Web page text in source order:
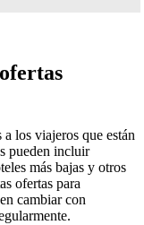
los viajeros que están
pueden incluir
más bajas y otros
ofertas para
cambiar con